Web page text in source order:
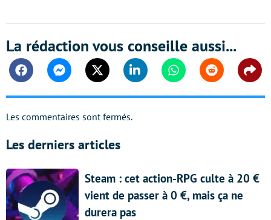
La rédaction vous conseille aussi...
FacebookMessengerTwitter Linkedin WhatsappReddit
Les commentaires sont fermés.
Les derniers articles
Steam : cet action-RPG culte à 20 €
vient de passer à 0 €, mais ça ne
durera pas